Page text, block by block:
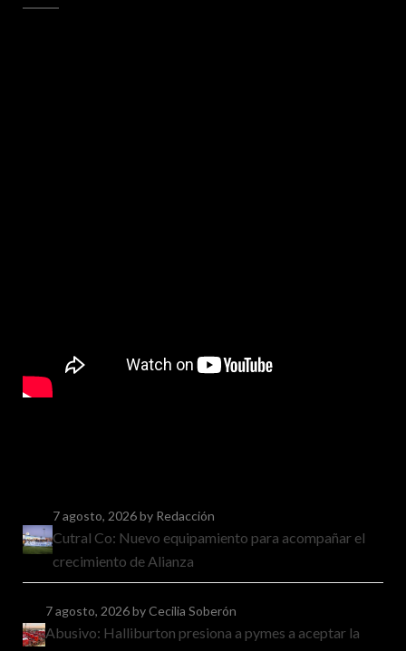
7 agosto, 2026by Redacción
Cutral Co: Nuevo equipamiento para acompañar el
crecimiento de Alianza
7 agosto, 2026by Cecilia Soberón
Abusivo: Halliburton presiona a pymes a aceptar la